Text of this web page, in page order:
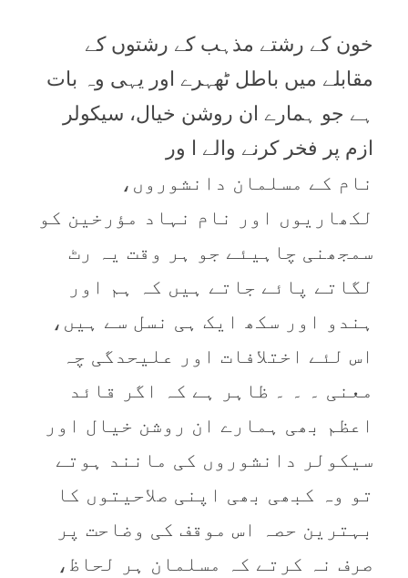
خون کے رشتے مذہب کے رشتوں کے
مقابلے میں باطل ٹھہرے اور یہی وہ بات
ہے جو ہمارے ان روشن خیال، سیکولر
ازم پر فخر کرنے والے ا ور
نام کے مسلمان دانشوروں،
لکھاریوں اور نام نہاد مؤرخین کو
سمجھنی چاہيئے جو ہر وقت یہ رٹ
لگاتے پائے جاتے ہیں کہ ہم اور
ہندو اور سکھ ایک ہی نسل سے ہیں،
اس لئے اختلافات اور علیحدگی چہ
معنی ۔ ۔ ۔ ظاہر ہے کہ اگر قائد
اعظم بھی ہمارے ان روشن خیال اور
سیکولر دانشوروں کی مانند ہوتے
تو وہ کبھی بھی اپنی صلاحیتوں کا
بہترین حصہ اس موقف کی وضاحت پر
صرف نہ کرتے کہ مسلمان ہر لحاظ،